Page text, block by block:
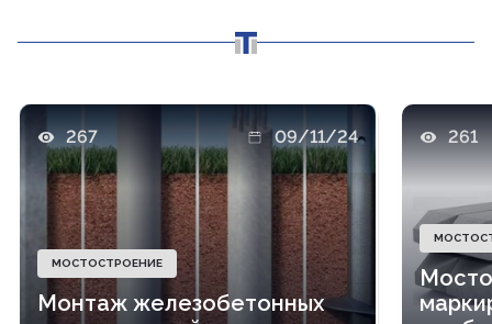
267 09/11/24
МОСТОСТРОЕНИЕ
Монтаж железобетонных
261